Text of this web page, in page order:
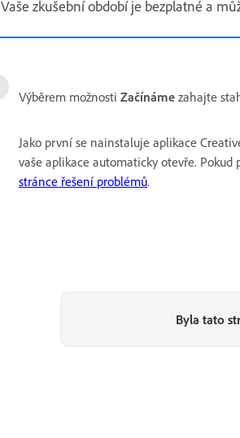
Vaše zkušební období je bezplatné a
Výběrem možnosti Začínáme zahajte
Jako první se nainstaluje aplikace
vaše aplikace automaticky otevře.
stránce řešení problémů.
Byla tato